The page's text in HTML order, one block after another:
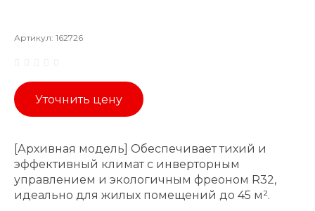
Артикул: 162726
Уточнить цену
[Архивная модель] Обеспечивает тихий и
эффективный климат с инверторным
управлением и экологичным фреоном R32,
идеально для жилых помещений до 45 м².